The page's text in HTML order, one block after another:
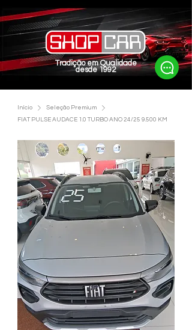
Tradição em Qualidade
desde 1992
Início
Seleção Premium
FIAT PULSE AUDACE 1.0 TURBO ANO 24/25 9.500 KM